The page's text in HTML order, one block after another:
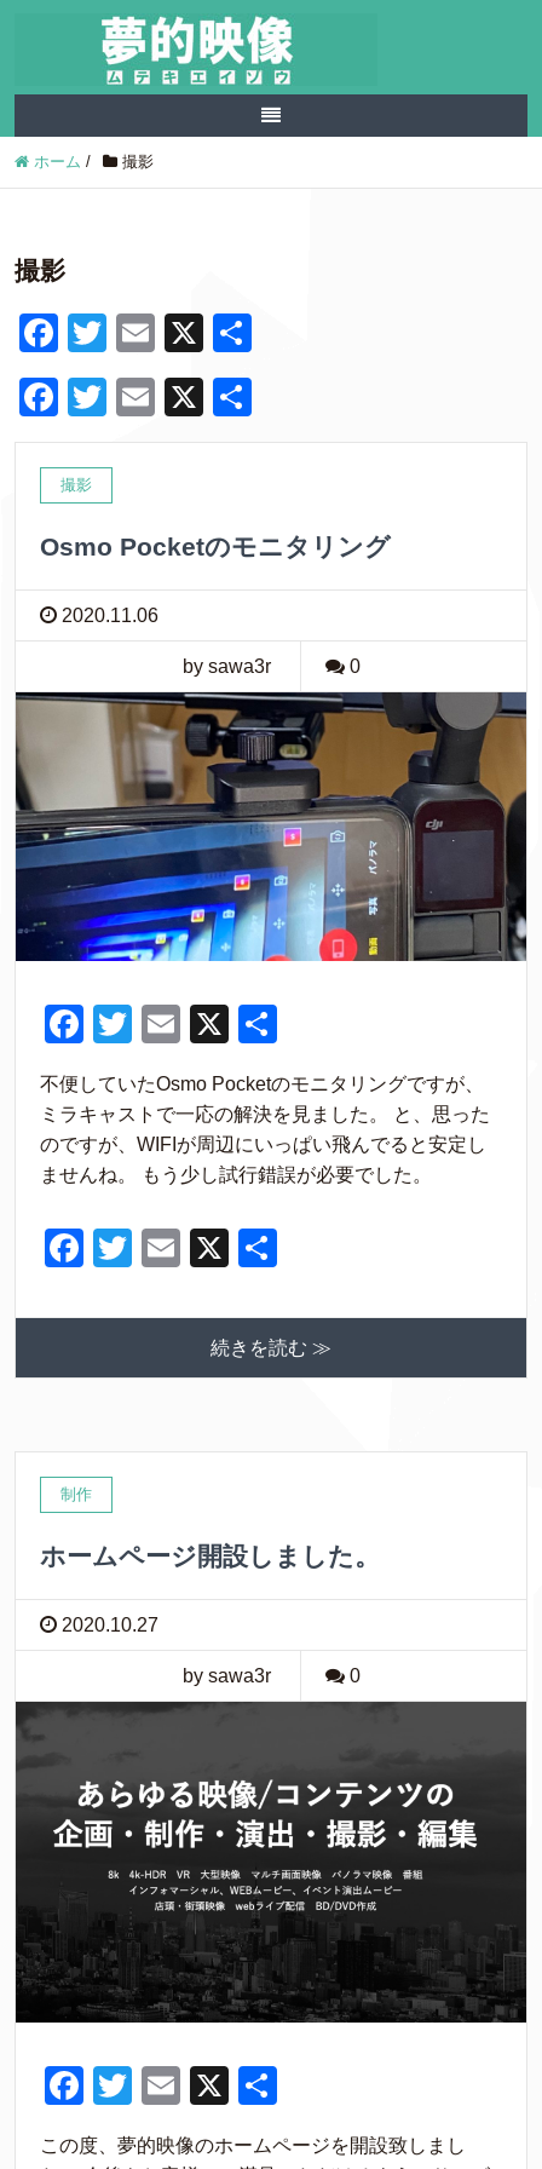
ホーム / 撮影
撮影
F
a
c
e
b
o
k
T
wi
tt
er
E
m
ail
X
F
a
c
e
b
o
o
T
wi
tt
er
E
m
X
有
撮影
Osmo Pocketのモニタリング
2020.11.06
by sawa3r 0
F
c
e
b
o
o
T
tt
er
E
ail
X
不便していたOsmo Pocketのモニタリングですが、
ミラキャストで一応の解決を見ました。 と、思った
のですが、WIFIが周辺にいっぱい飛んでると安定し
ませんね。 もう少し試行錯誤が必要でした。
F
c
o
o
k
T
tt
E
ail
X
続きを読む ≫
制作
ホームページ開設しました。
2020.10.27
by sawa3r 0
F
a
T
wi
E
m
X
この度、夢的映像のホームページを開設致しまし